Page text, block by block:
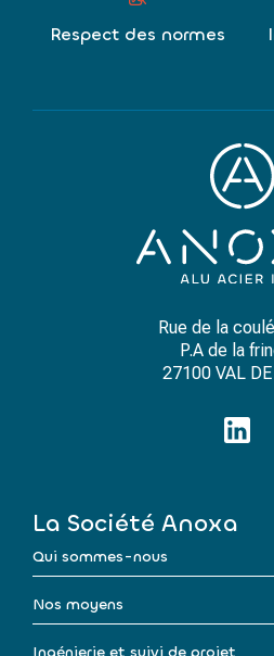
Respect des normes
Rue de la
P.A de la
27100 VAL
La Société Anoxa
Qui sommes-nous
Nos moyens